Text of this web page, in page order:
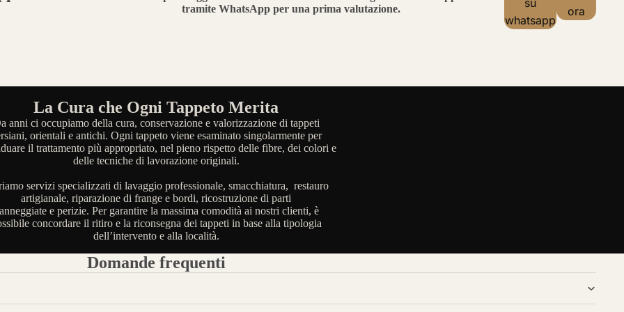
tramite WhatsApp per una prima valutazione.
whatsapp
ora
La Cura che Ogni Tappeto Merita
anni ci occupiamo della cura, conservazione e valorizzazione di tappeti
orientali e antichi. Ogni tappeto viene esaminato singolarmente per
il trattamento più appropriato, nel pieno rispetto delle fibre, dei colori e
delle tecniche di lavorazione originali.
servizi specializzati di lavaggio professionale, smacchiatura, restauro
artigianale, riparazione di frange e bordi, ricostruzione di parti
e perizie. Per garantire la massima comodità ai nostri clienti, è
concordare il ritiro e la riconsegna dei tappeti in base alla tipologia
dell’intervento e alla località.
Domande frequenti